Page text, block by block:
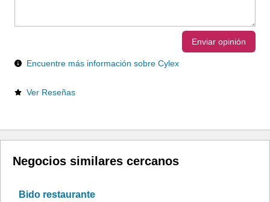
Enviar opinión
Encuentre más información sobre Cylex
Ver Reseñas
Negocios similares cercanos
Bido restaurante